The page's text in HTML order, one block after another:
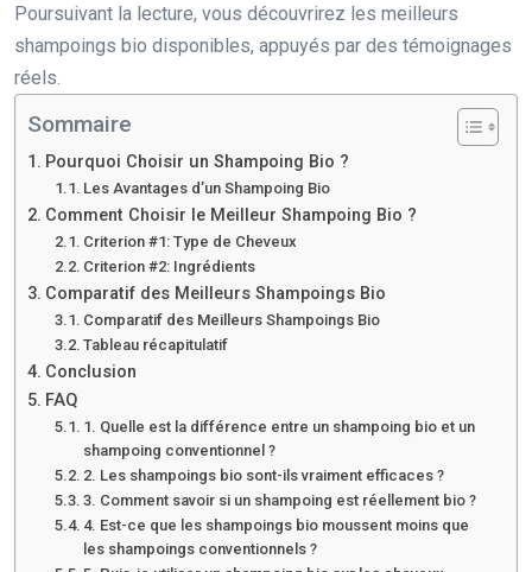
Poursuivant la lecture, vous découvrirez les meilleurs
shampoings bio disponibles, appuyés par des témoignages
réels.
Sommaire
Pourquoi Choisir un Shampoing Bio ?
Les Avantages d’un Shampoing Bio
Comment Choisir le Meilleur Shampoing Bio ?
Criterion #1: Type de Cheveux
Criterion #2: Ingrédients
Comparatif des Meilleurs Shampoings Bio
Comparatif des Meilleurs Shampoings Bio
Tableau récapitulatif
Conclusion
FAQ
1. Quelle est la différence entre un shampoing bio et un
shampoing conventionnel ?
2. Les shampoings bio sont-ils vraiment efficaces ?
3. Comment savoir si un shampoing est réellement bio ?
4. Est-ce que les shampoings bio moussent moins que
les shampoings conventionnels ?